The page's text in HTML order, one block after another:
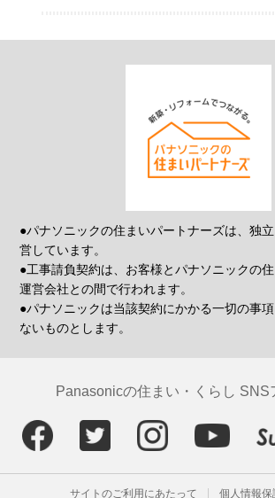
●パナソニックの住まいパートナーズは、独
営しています。
●工事請負契約は、お客様とパナソニックの
運営会社との間で行われます。
●パナソニックは当該契約にかかる一切の事
ないものとします。
Panasonicの住まい・くらし SNS
サイトのご利用にあたって 個人情報